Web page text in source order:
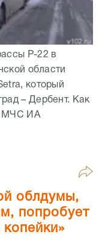
Р-22 в
области
который
– Дербент. Как
МЧС ИА
облдумы,
попробует